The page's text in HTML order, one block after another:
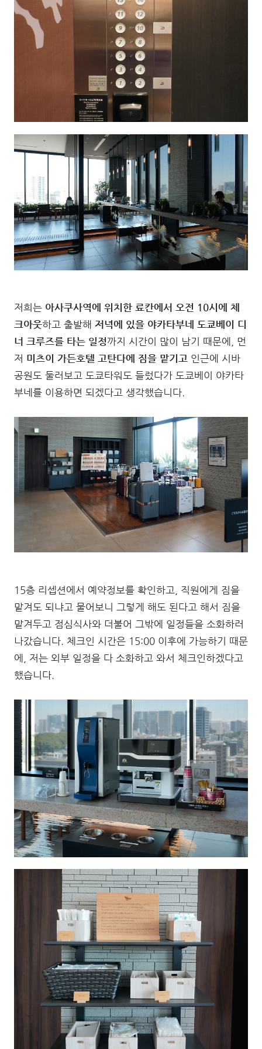
저희는 아사쿠사역에 위치한 료칸에서 오전 10시에 체
크아웃하고 출발해 저녁에 있을 야카타부네 도쿄베이 디
너 크루즈를 타는 일정까지 시간이 많이 남기 때문에, 먼
저 미츠이 가든호텔 고탄다에 짐을 맡기고 인근에 시바
공원도 둘러보고 도쿄타워도 들렀다가 도쿄베이 야카타
부네를 이용하면 되겠다고 생각했습니다.
15층 리셉션에서 예약정보를 확인하고, 직원에게 짐을
맡겨도 되냐고 물어보니 그렇게 해도 된다고 해서 짐을
맡겨두고 점심식사와 더불어 그밖에 일정들을 소화하러
나갔습니다. 체크인 시간은 15:00 이후에 가능하기 때문
에, 저는 외부 일정을 다 소화하고 와서 체크인하겠다고
했습니다.